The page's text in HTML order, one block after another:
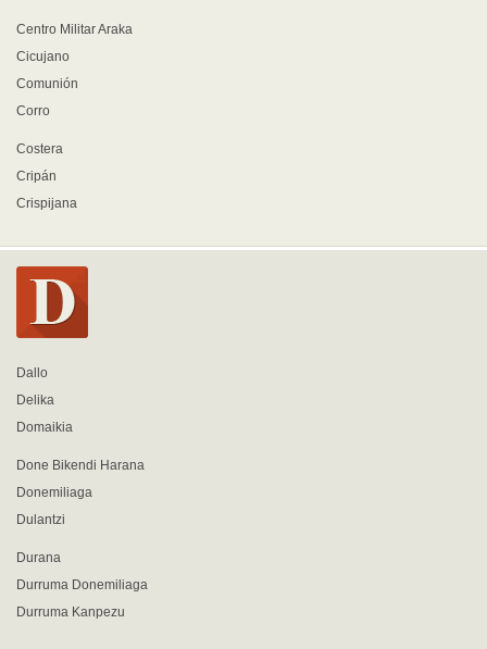
Centro Militar Araka
Cicujano
Comunión
Corro
Costera
Cripán
Crispijana
Dallo
Delika
Domaikia
Done Bikendi Harana
Donemiliaga
Dulantzi
Durana
Durruma Donemiliaga
Durruma Kanpezu